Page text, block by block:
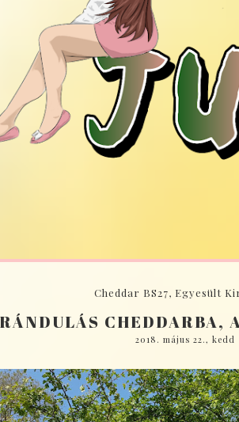
Cheddar BS27, Egyesült
CHEDDARBA,
2018. május 22., kedd